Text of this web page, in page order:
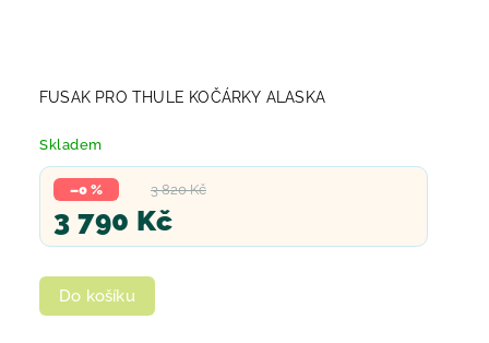
FUSAK PRO THULE KOČÁRKY ALASKA
Skladem
3 820 Kč
–0 %
3 790 Kč
Do košíku